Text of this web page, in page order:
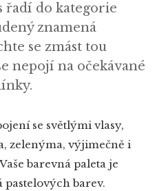
řadí do kategorie
znamená
se zmást tou
nepojí na očekávané
se světlými vlasy,
zelenýma, výjimečně i
barevná paleta je
pastelových barev.